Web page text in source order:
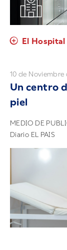
El Hospital
10 de Noviembre
Un centro
piel
MEDIO DE
Diario EL PAIS